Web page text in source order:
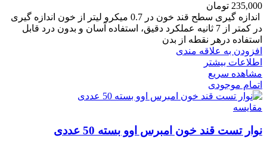
235,000 تومان
اندازه گیری سطح قند خون در 0.7 میکرو لیتر از خون اندازه گیری
در کمتر از 7 ثانیه عملکرد دقیق، استفاده آسان و بدون درد قابل
استفاده درهر نقطه از بدن
افزودن به علاقه مندی
اطلاعات بیشتر
مشاهده سریع
اتمام موجودی
مقایسه
نوار تست قند خون امبرس اوو بسته 50 عددی